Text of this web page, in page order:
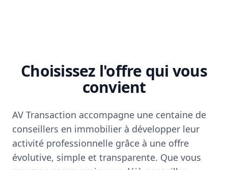
Choisissez l'offre qui vous
convient
AV Transaction accompagne une centaine de
conseillers en immobilier à développer leur
activité professionnelle grâce à une offre
évolutive, simple et transparente. Que vous